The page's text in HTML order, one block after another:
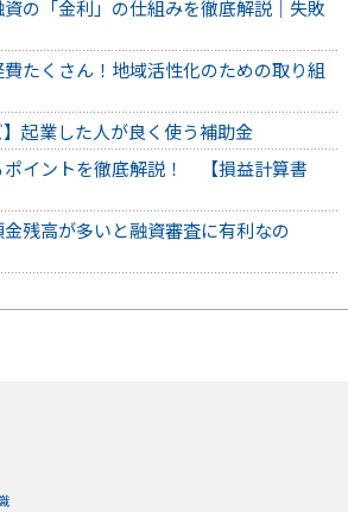
の「金利」の仕組みを徹底解説｜失敗
費たくさん！地域活性化のための取り組
】起業した人が良く使う補助金
ポイントを徹底解説！ 【損益計算書
金残高が多いと融資審査に有利なの